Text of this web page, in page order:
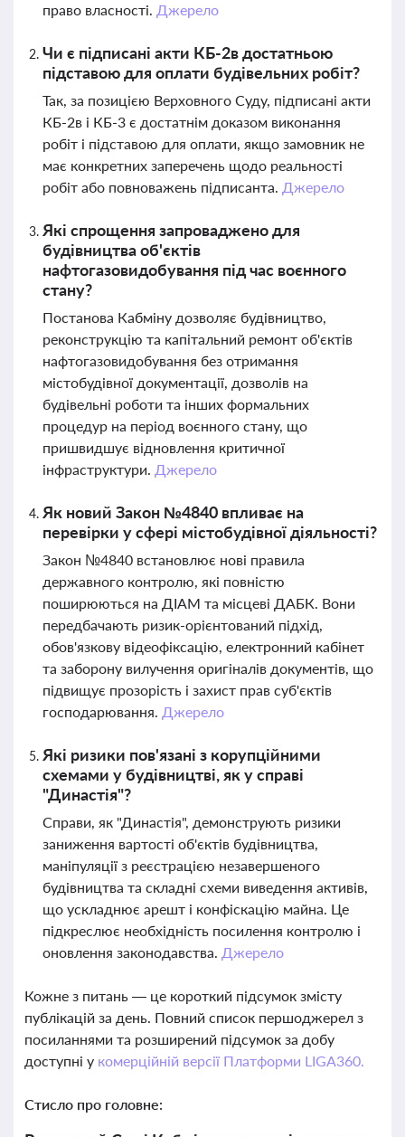
право власності. Джерело
Чи є підписані акти КБ-2в достатньою
підставою для оплати будівельних робіт?
Так, за позицією Верховного Суду, підписані акти
КБ-2в і КБ-3 є достатнім доказом виконання
робіт і підставою для оплати, якщо замовник не
має конкретних заперечень щодо реальності
робіт або повноважень підписанта. Джерело
Які спрощення запроваджено для
будівництва об'єктів
нафтогазовидобування під час воєнного
стану?
Постанова Кабміну дозволяє будівництво,
реконструкцію та капітальний ремонт об'єктів
нафтогазовидобування без отримання
містобудівної документації, дозволів на
будівельні роботи та інших формальних
процедур на період воєнного стану, що
пришвидшує відновлення критичної
інфраструктури. Джерело
Як новий Закон №4840 впливає на
перевірки у сфері містобудівної діяльності?
Закон №4840 встановлює нові правила
державного контролю, які повністю
поширюються на ДІАМ та місцеві ДАБК. Вони
передбачають ризик-орієнтований підхід,
обов'язкову відеофіксацію, електронний кабінет
та заборону вилучення оригіналів документів, що
підвищує прозорість і захист прав суб'єктів
господарювання. Джерело
Які ризики пов'язані з корупційними
схемами у будівництві, як у справі
"Династія"?
Справи, як "Династія", демонструють ризики
заниження вартості об'єктів будівництва,
маніпуляції з реєстрацією незавершеного
будівництва та складні схеми виведення активів,
що ускладнює арешт і конфіскацію майна. Це
підкреслює необхідність посилення контролю і
оновлення законодавства. Джерело
Кожне з питань — це короткий підсумок змісту
публікацій за день. Повний список першоджерел з
посиланнями та розширений підсумок за добу
доступні у комерційній версії Платформи LIGA360.
Стисло про головне: